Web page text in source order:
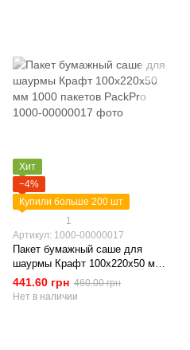
Хит
−4%
Купили больше 200 шт
1
Артикул: 1000-00000017
Пакет бумажный саше для
шаурмы Крафт 100х220х50 мм
1000 пакетов PackPro
441.60 грн 460.00 грн
Нет в наличии